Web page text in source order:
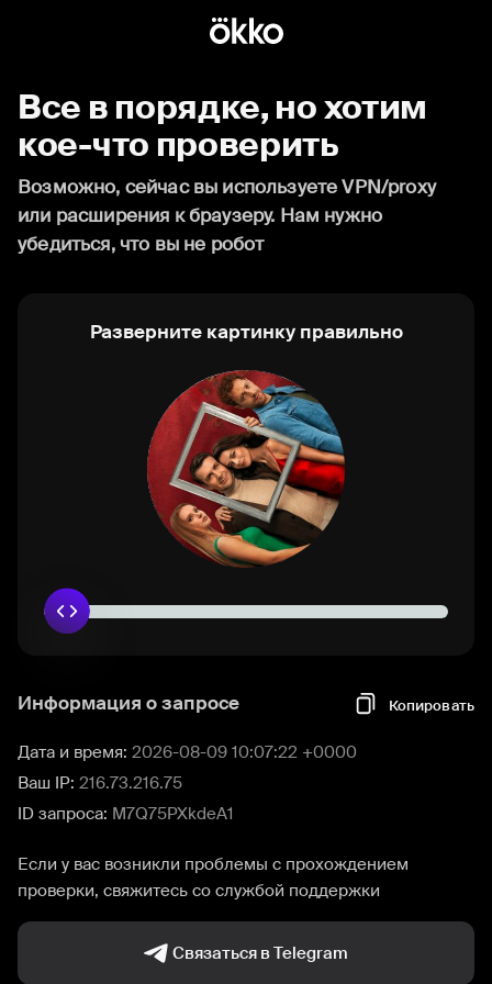
Все в порядке, но хотим
кое-что проверить
Возможно, сейчас вы используете VPN/proxy
или расширения к браузеру. Нам нужно
убедиться, что вы не робот
Разверните картинку правильно
Информация о запросе Копировать
Дата и время: 2026-08-09 10:07:22 +0000
Ваш IP: 216.73.216.75
ID запроса: M7Q75PXkdeA1
Если у вас возникли проблемы с прохождением
проверки, свяжитесь со службой поддержки
Связаться в Telegram